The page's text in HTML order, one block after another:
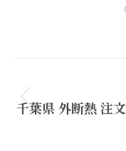
千葉県 外断熱 注